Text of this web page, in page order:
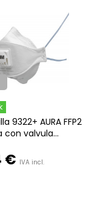
9322+ AURA FFP2
con valvula...
€ IVA incl.